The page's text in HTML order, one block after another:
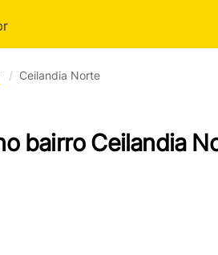
Ceilandia Norte
bairro Ceilandia